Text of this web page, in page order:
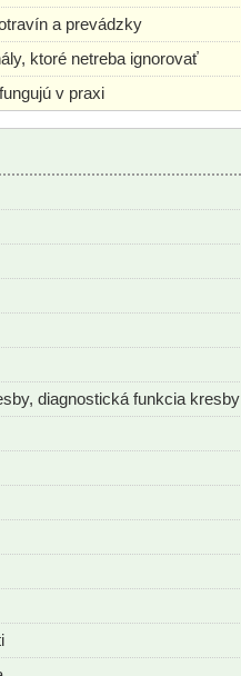
a prevádzky
ktoré netreba ignorovať
v praxi
diagnostická funkcia kresby